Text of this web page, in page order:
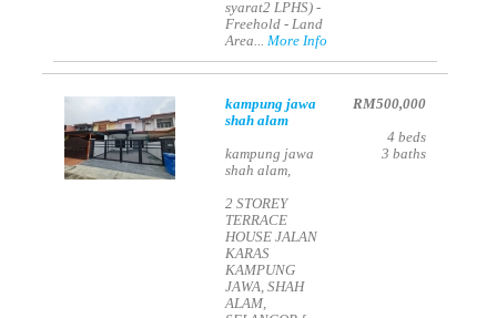
syarat2 LPHS) -
Freehold - Land
Area...More Info
kampung jawa
shah alam
kampung jawa
shah alam,
2 STOREY
TERRACE
HOUSE JALAN
KARAS
KAMPUNG
JAWA, SHAH
ALAM,
RM500,000
4 beds
3 baths